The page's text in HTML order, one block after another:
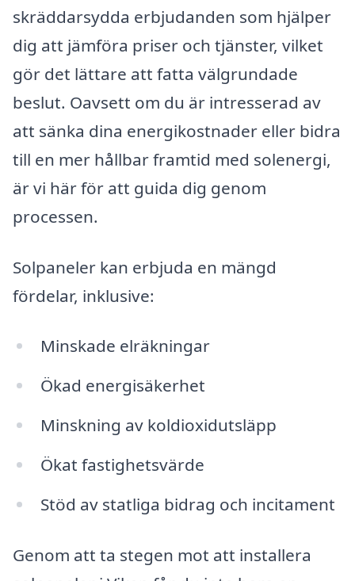
skräddarsydda erbjudanden som hjälper
dig att jämföra priser och tjänster, vilket
gör det lättare att fatta välgrundade
beslut. Oavsett om du är intresserad av
att sänka dina energikostnader eller bidra
till en mer hållbar framtid med solenergi,
är vi här för att guida dig genom
processen.
Solpaneler kan erbjuda en mängd
fördelar, inklusive:
Minskade elräkningar
Ökad energisäkerhet
Minskning av koldioxidutsläpp
Ökat fastighetsvärde
Stöd av statliga bidrag och incitament
Genom att ta stegen mot att installera